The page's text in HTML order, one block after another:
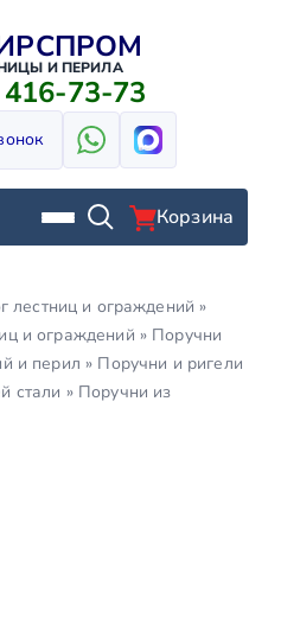
И ПЕРИЛА
73-73
Корзина
лестниц и ограждений »
и ограждений » Поручни
и перил » Поручни и ригели
стали » Поручни из